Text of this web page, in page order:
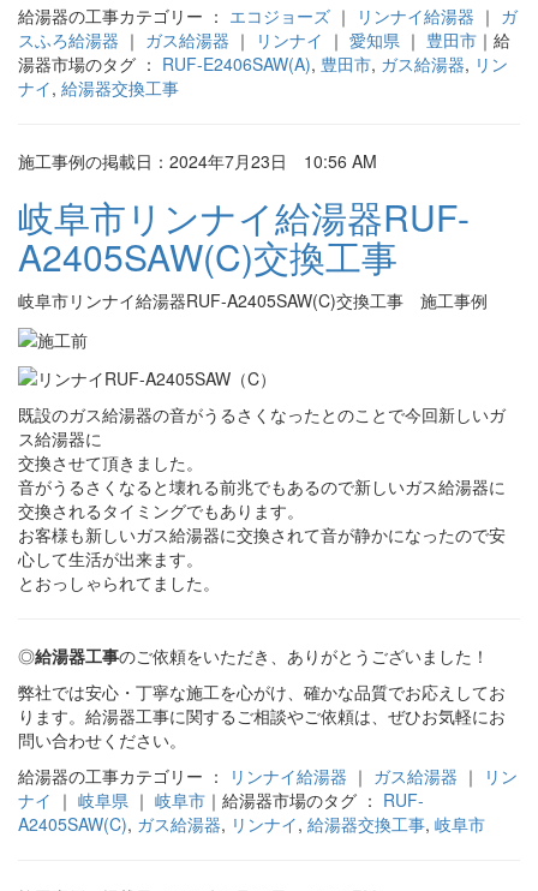
給湯器の工事カテゴリー ： エコジョーズ ｜ リンナイ給湯器 ｜ ガ
スふろ給湯器 ｜ ガス給湯器 ｜ リンナイ ｜ 愛知県 ｜ 豊田市 ｜給
湯器市場のタグ ： RUF-E2406SAW(A), 豊田市, ガス給湯器, リン
ナイ, 給湯器交換工事
施工事例の掲載日：2024年7月23日 10:56 AM
岐阜市リンナイ給湯器RUF-
A2405SAW(C)交換工事
岐阜市リンナイ給湯器RUF-A2405SAW(C)交換工事 施工事例
既設のガス給湯器の音がうるさくなったとのことで今回新しいガ
ス給湯器に
交換させて頂きました。
音がうるさくなると壊れる前兆でもあるので新しいガス給湯器に
交換されるタイミングでもあります。
お客様も新しいガス給湯器に交換されて音が静かになったので安
心して生活が出来ます。
とおっしゃられてました。
◎給湯器工事のご依頼をいただき、ありがとうございました！
弊社では安心・丁寧な施工を心がけ、確かな品質でお応えしてお
ります。給湯器工事に関するご相談やご依頼は、ぜひお気軽にお
問い合わせください。
給湯器の工事カテゴリー ：
リンナイ給湯器 ｜ ガス給湯器 ｜
リン
ナイ ｜ 岐阜県 ｜ 岐阜市 ｜給湯器市場のタグ ： RUF-
A2405SAW(C), ガス給湯器, リンナイ, 給湯器交換工事, 岐阜市